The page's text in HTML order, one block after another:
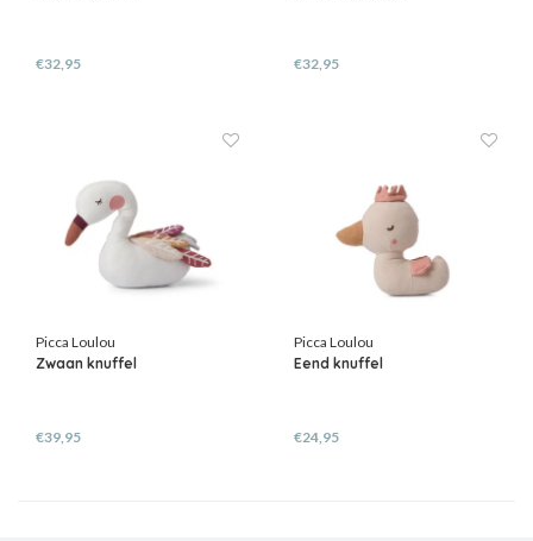
€32,95 €32,95
Picca Loulou
Zwaan knuffel
€39,95
Picca Loulou
Eend knuffel
€24,95